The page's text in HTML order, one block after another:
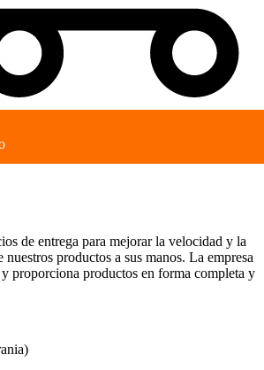
de entrega para mejorar la velocidad y la
productos a sus manos. La empresa
proporciona productos en forma completa y